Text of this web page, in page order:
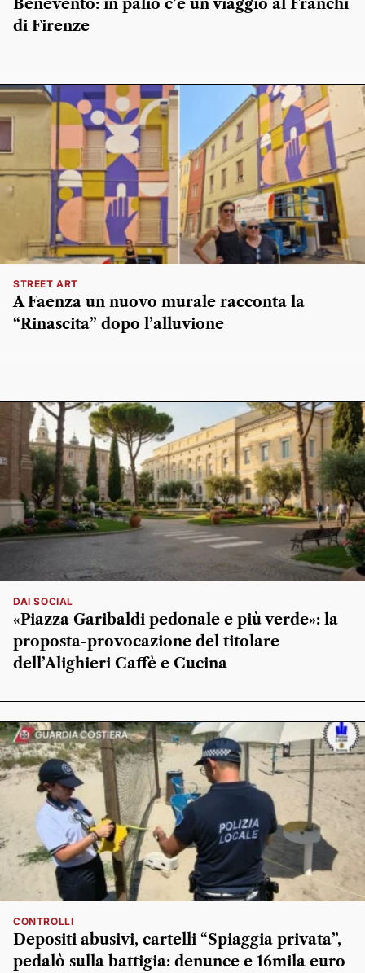
Benevento: in palio c’è un viaggio al Franchi
di Firenze
STREET ART
A Faenza un nuovo murale racconta la
“Rinascita” dopo l’alluvione
DAI SOCIAL
«Piazza Garibaldi pedonale e più verde»: la
proposta-provocazione del titolare
dell’Alighieri Caffè e Cucina
CONTROLLI
Depositi abusivi, cartelli “Spiaggia privata”,
pedalò sulla battigia: denunce e 16mila euro